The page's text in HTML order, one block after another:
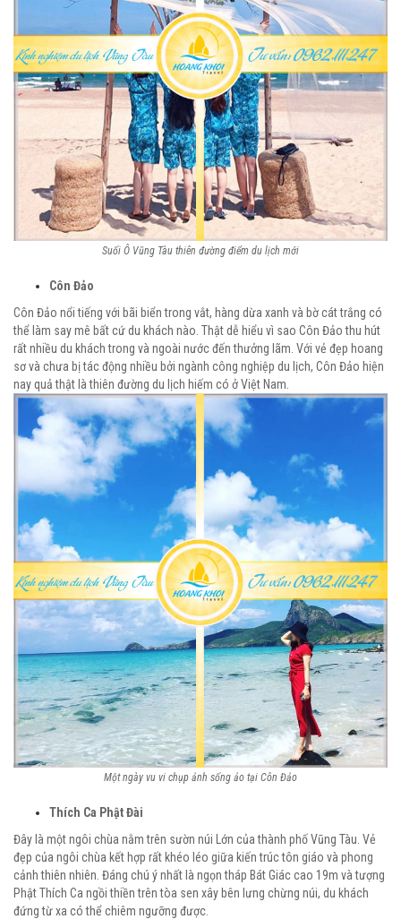
Suối Ô Vũng Tàu thiên đường điểm du lịch mới
Côn Đảo
Côn Đảo nổi tiếng với bãi biển trong vắt, hàng dừa xanh và bờ cát trắng có
thể làm say mê bất cứ du khách nào. Thật dễ hiểu vì sao Côn Đảo thu hút
rất nhiều du khách trong và ngoài nước đến thưởng lãm. Với vẻ đẹp hoang
sơ và chưa bị tác động nhiều bởi ngành công nghiệp du lịch, Côn Đảo hiện
nay quả thật là thiên đường du lịch hiếm có ở Việt Nam.
Một ngày vu vi chụp ảnh sống ảo tại Côn Đảo
Thích Ca Phật Đài
Đây là một ngôi chùa nằm trên sườn núi Lớn của thành phố Vũng Tàu. Vẻ
đẹp của ngôi chùa kết hợp rất khéo léo giữa kiến trúc tôn giáo và phong
cảnh thiên nhiên. Đáng chú ý nhất là ngọn tháp Bát Giác cao 19m và tượng
Phật Thích Ca ngồi thiền trên tòa sen xây bên lưng chừng núi, du khách
đứng từ xa có thể chiêm ngưỡng được.